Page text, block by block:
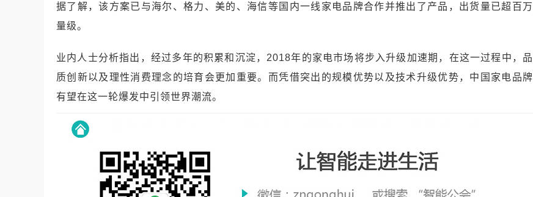
据了解，该方案已与海尔、格力、美的、海信等国内一线家电品牌合作并推出了产品，出货量已超百万
量级。
业内人士分析指出，经过多年的积累和沉淀，2018年的家电市场将步入升级加速期，在这一过程中，品
质创新以及理性消费理念的培育会更加重要。而凭借突出的规模优势以及技术升级优势，中国家电品牌
有望在这一轮爆发中引领世界潮流。